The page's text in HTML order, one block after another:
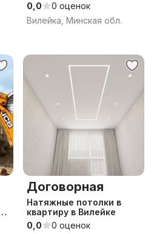
0,0
0 оценок
Вилейка, Минская обл.
Договорная
Натяжные потолки в
квартиру в Вилейке
0,0
0 оценок